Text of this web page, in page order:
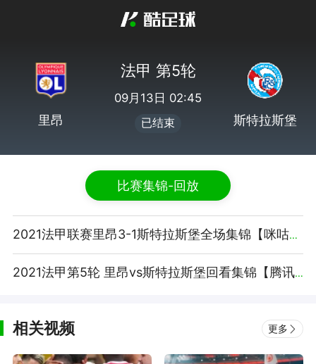
里昂
法甲 第5轮
09月13日 02:45
已结束 斯特拉斯堡
比赛集锦-回放
2021法甲联赛里昂3-1斯特拉斯堡全场集锦【咪咕视频】
2021法甲第5轮 里昂vs斯特拉斯堡回看集锦【腾讯视频】
相关视频 更多